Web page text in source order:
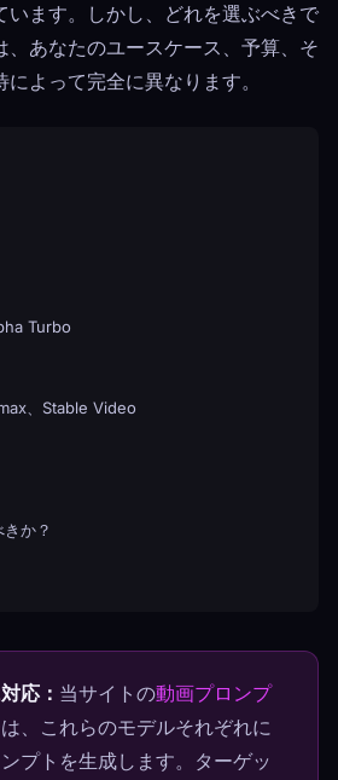
います。しかし、どれを選ぶべきで
、あなたのユースケース、予算、そ
よって完全に異なります。
Turbo
、Stable Video
か？
応： 当サイトの動画プロンプ
は、これらのモデルそれぞれに
プトを生成します。ターゲッ